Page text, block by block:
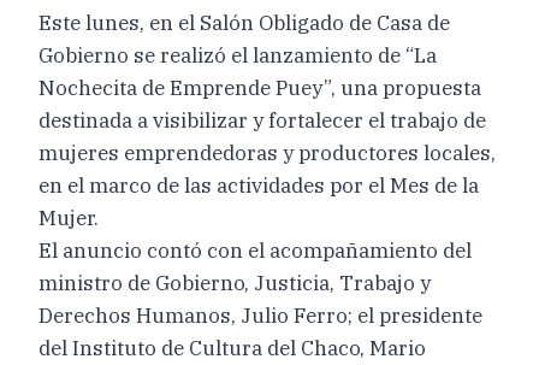
Este lunes, en el Salón Obligado de Casa de
Gobierno se realizó el lanzamiento de “La
Nochecita de Emprende Puey”, una propuesta
destinada a visibilizar y fortalecer el trabajo de
mujeres emprendedoras y productores locales,
en el marco de las actividades por el Mes de la
Mujer.
El anuncio contó con el acompañamiento del
ministro de Gobierno, Justicia, Trabajo y
Derechos Humanos, Julio Ferro; el presidente
del Instituto de Cultura del Chaco, Mario